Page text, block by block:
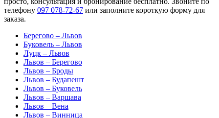
телефону 097 078-72-67 или заполните короткую форму для
заказа.
Берегово – Львов
Буковель – Львов
Луцк – Львов
Львов – Берегово
Львов – Броды
Львов – Будапешт
Львов – Буковель
Львов – Варшава
Львов – Вена
Львов – Винница